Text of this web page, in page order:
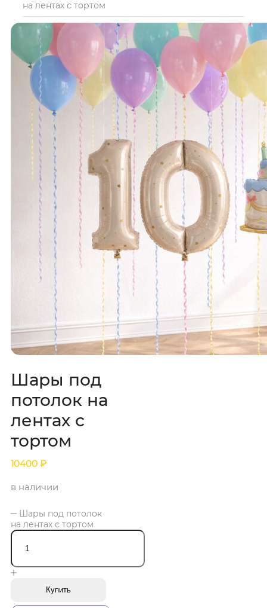
на лентах с тортом
Шары под
потолок на
лентах с
тортом
10400 ₽
в наличии
Шары под потолок
на лентах с тортом
Купить